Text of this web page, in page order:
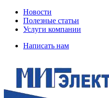
Новости
Полезные статьи
Услуги компании
Написать нам